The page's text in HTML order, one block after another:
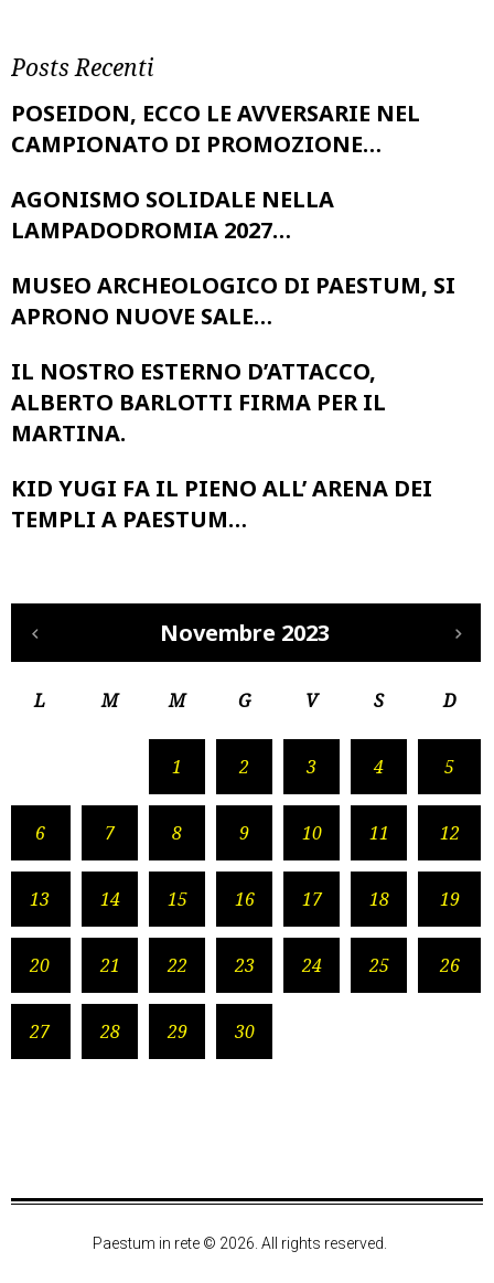
Posts Recenti
POSEIDON, ECCO LE AVVERSARIE NEL
CAMPIONATO DI PROMOZIONE…
AGONISMO SOLIDALE NELLA
LAMPADODROMIA 2027…
MUSEO ARCHEOLOGICO DI PAESTUM, SI
APRONO NUOVE SALE…
IL NOSTRO ESTERNO D’ATTACCO,
ALBERTO BARLOTTI FIRMA PER IL
MARTINA.
KID YUGI FA IL PIENO ALL’ ARENA DEI
TEMPLI A PAESTUM…
Novembre 2023
L M M G V S D
1 2 3 4 5
6 7 8 9 10 11 12
13 14 15 16 17 18 19
20 21 22 23 24 25 26
27 28 29 30
Paestum in rete © 2026. All rights reserved.